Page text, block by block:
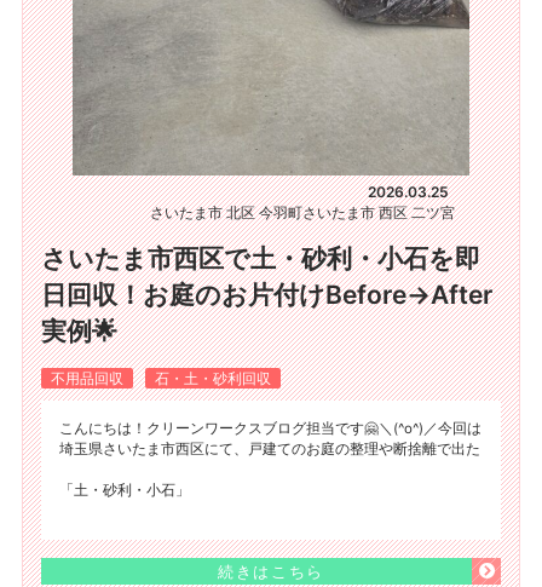
2026.03.25
さいたま市 北区 今羽町さいたま市 西区 二ツ宮
さいたま市西区で土・砂利・小石を即
日回収！お庭のお片付けBefore→After
実例🌟
不用品回収 石・土・砂利回収
こんにちは！クリーンワークスブログ担当です🤗＼(^o^)／今回は
埼玉県さいたま市西区にて、戸建てのお庭の整理や断捨離で出た
「土・砂利・小石」
続きはこちら